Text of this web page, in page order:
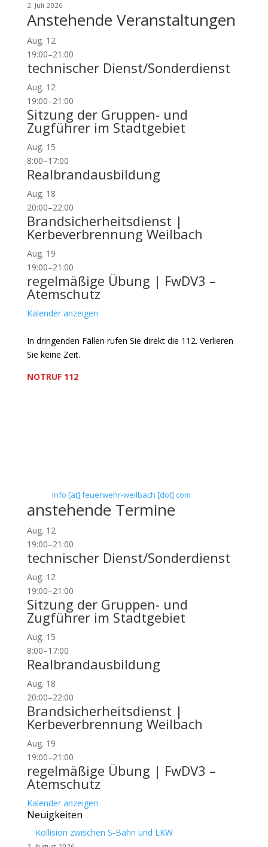
2. Juli 2026
Anstehende Veranstaltungen
Aug. 12
19:00–21:00
technischer Dienst/Sonderdienst
Aug. 12
19:00–21:00
Sitzung der Gruppen- und
Zugführer im Stadtgebiet
Aug. 15
8:00–17:00
Realbrandausbildung
Aug. 18
20:00–22:00
Brandsicherheitsdienst |
Kerbeverbrennung Weilbach
Aug. 19
19:00–21:00
regelmäßige Übung | FwDV3 –
Atemschutz
Kalender anzeigen
In dringenden Fällen rufen Sie direkt die 112. Verlieren
Sie keine Zeit.
NOTRUF 112
info [at] feuerwehr-weilbach [dot] com
anstehende Termine
Aug. 12
19:00–21:00
technischer Dienst/Sonderdienst
Aug. 12
19:00–21:00
Sitzung der Gruppen- und
Zugführer im Stadtgebiet
Aug. 15
8:00–17:00
Realbrandausbildung
Aug. 18
20:00–22:00
Brandsicherheitsdienst |
Kerbeverbrennung Weilbach
Aug. 19
19:00–21:00
regelmäßige Übung | FwDV3 –
Atemschutz
Kalender anzeigen
Neuigkeiten
Kollision zwischen S-Bahn und LKW